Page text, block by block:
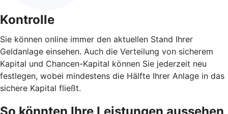
Kontrolle
Sie können online immer den aktuellen Stand Ihrer
Geldanlage einsehen. Auch die Verteilung von sicherem
Kapital und Chancen-Kapital können Sie jederzeit neu
festlegen, wobei mindestens die Hälfte Ihrer Anlage in das
sichere Kapital fließt.
So könnten Ihre Leistungen aussehen